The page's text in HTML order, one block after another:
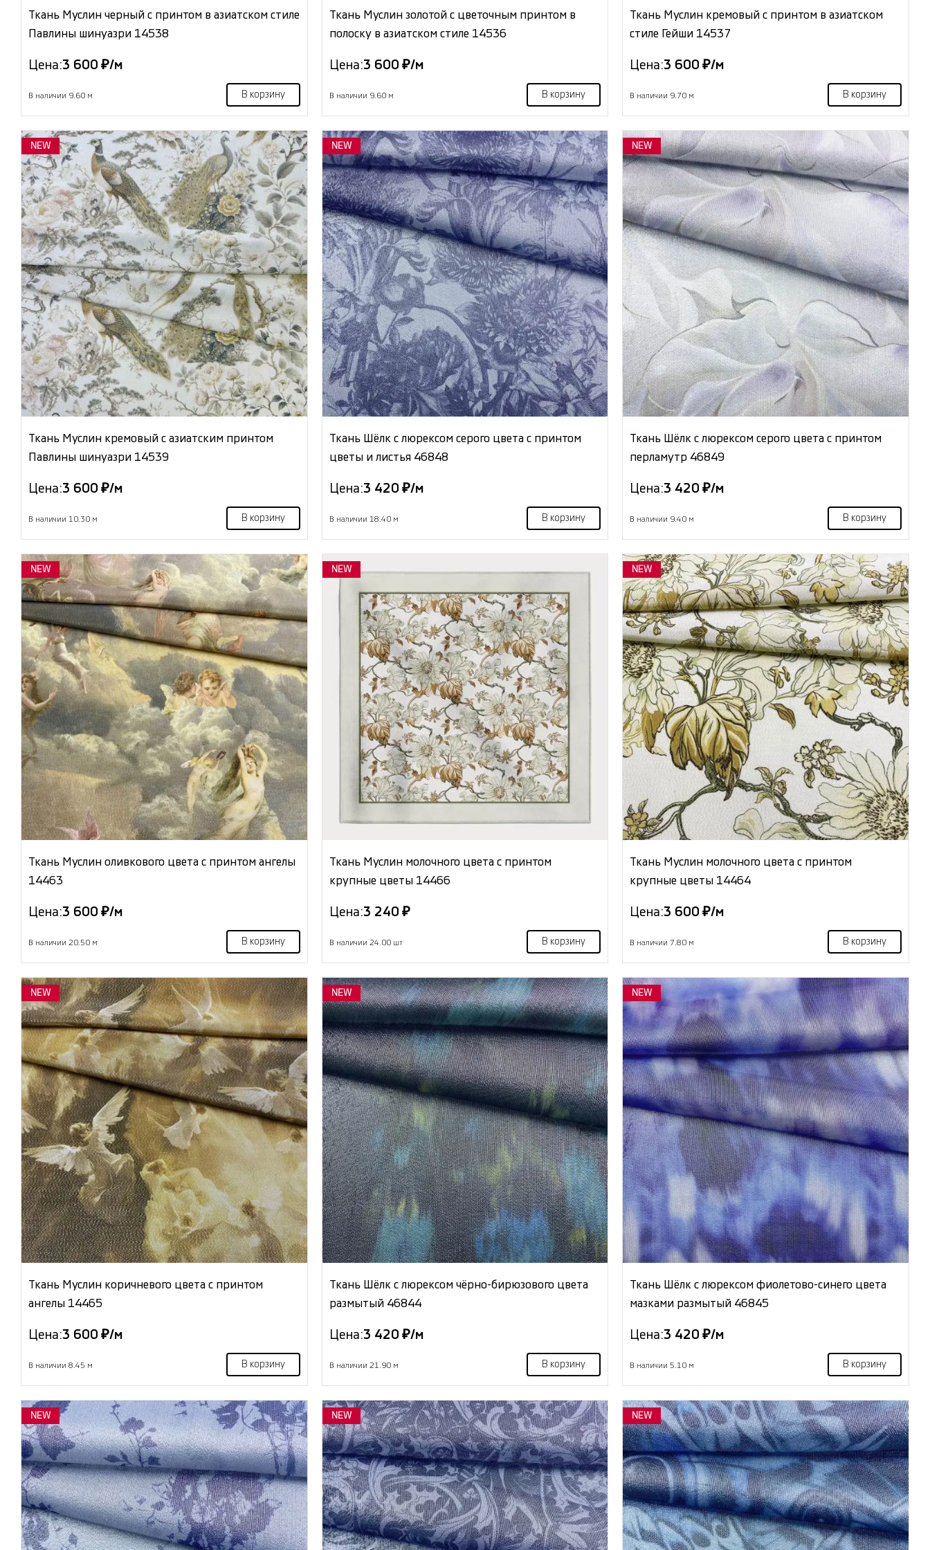
Ткань Муслин черный с принтом в азиатском стиле
Павлины шинуазри 14538
Цена:3 600 ₽/м
В наличии 9.60 м В корзину
Ткань Муслин золотой с цветочным принтом в
полоску в азиатском стиле 14536
Цена:3 600 ₽/м
В наличии 9.60 м В корзину
Ткань Муслин кремовый с принтом в азиатском
стиле Гейши 14537
Цена:3 600 ₽/м
В наличии 9.70 м В корзину
NEW
Ткань Муслин кремовый с азиатским принтом
Павлины шинуазри 14539
Цена:3 600 ₽/м
В наличии 10.30 м В корзину
NEW
Ткань Шёлк с люрексом серого цвета с принтом
цветы и листья 46848
Цена:3 420 ₽/м
В наличии 18.40 м В корзину
NEW
Ткань Шёлк с люрексом серого цвета с принтом
перламутр 46849
Цена:3 420 ₽/м
В наличии 9.40 м В корзину
NEW
Ткань Муслин оливкового цвета с принтом ангелы
14463
Цена:3 600 ₽/м
В наличии 20.50 м В корзину
NEW
Ткань Муслин молочного цвета с принтом
крупные цветы 14466
Цена:3 240 ₽
В наличии 24.00 шт В корзину
NEW
Ткань Муслин молочного цвета с принтом
крупные цветы 14464
Цена:3 600 ₽/м
В наличии 7.80 м В корзину
NEW
Ткань Муслин коричневого цвета с принтом
ангелы 14465
Цена:3 600 ₽/м
В наличии 8.45 м В корзину
NEW
Ткань Шёлк с люрексом чёрно-бирюзового цвета
размытый 46844
Цена:3 420 ₽/м
В наличии 21.90 м В корзину
NEW
Ткань Шёлк с люрексом фиолетово-синего цвета
мазками размытый 46845
Цена:3 420 ₽/м
В наличии 5.10 м В корзину
NEW NEW NEW